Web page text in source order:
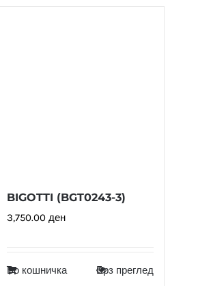
BIGOTTI (BGT0243-3)
3,750.00 ден
Во кошничка Брз преглед